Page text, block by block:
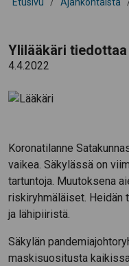
Ylilääkäri tiedottaa
4.4.2022
Koronatilanne
vaikea. Säkylässä on
tartuntoja. Muutoksena
riskiryhmäläiset. Heidän
ja lähipiiristä.
Säkylän
maskisuositusta